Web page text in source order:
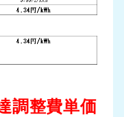
調整費単価